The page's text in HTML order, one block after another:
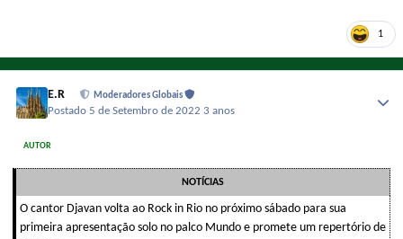
1
E.R Moderadores Globais
Postado 5 de Setembro de 2022 3 anos
AUTOR
NOTÍCIAS
O cantor Djavan volta ao Rock in Rio no próximo sábado para sua
primeira apresentação solo no palco Mundo e promete um repertório de